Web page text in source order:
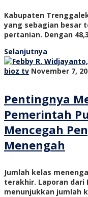
Kabupaten
yang sebagian besar
pertanian. Dengan
Selanjutnya
bioz tv November 7,
Pentingnya
Pemerintah
Mencegah
Menengah
Jumlah kelas
terakhir. Laporan dari
menunjukkan jumlah